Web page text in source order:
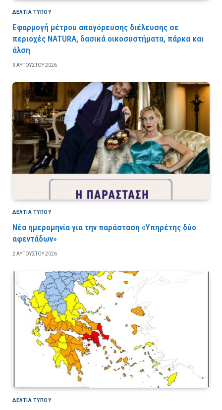
ΔΕΛΤΙΑ ΤΥΠΟΥ
Εφαρμογή μέτρου απαγόρευσης διέλευσης σε
περιοχές NATURA, δασικά οικοσυστήματα, πάρκα και
άλση
3 ΑΥΓΟΎΣΤΟΥ 2026
ΔΕΛΤΙΑ ΤΥΠΟΥ
Νέα ημερομηνία για την παράσταση «Υπηρέτης δύο
αφεντάδων»
2 ΑΥΓΟΎΣΤΟΥ 2026
ΔΕΛΤΙΑ ΤΥΠΟΥ